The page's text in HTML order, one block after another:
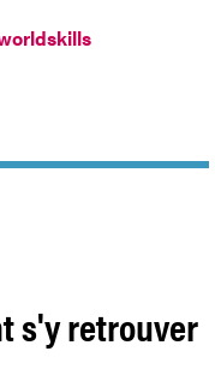
s'y retrouver